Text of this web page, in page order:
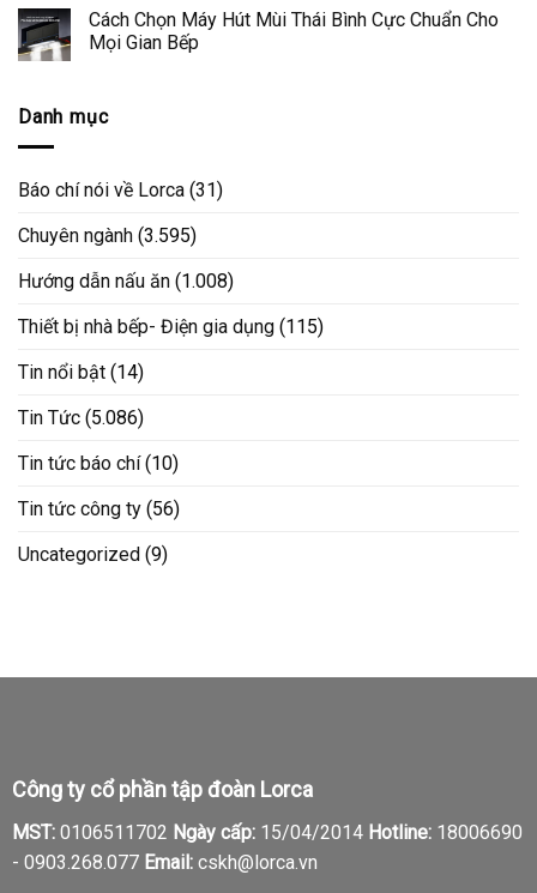
Cách Chọn Máy Hút Mùi Thái Bình Cực Chuẩn Cho
Mọi Gian Bếp
Danh mục
Báo chí nói về Lorca (31)
Chuyên ngành (3.595)
Hướng dẫn nấu ăn (1.008)
Thiết bị nhà bếp- Điện gia dụng (115)
Tin nổi bật (14)
Tin Tức (5.086)
Tin tức báo chí(10)
Tin tức công ty (56)
Uncategorized (9)
Công ty cổ phần tập đoàn Lorca
MST:0106511702 Ngày cấp:15/04/2014 Hotline:18006690
- 0903.268.077 Email:cskh@lorca.vn